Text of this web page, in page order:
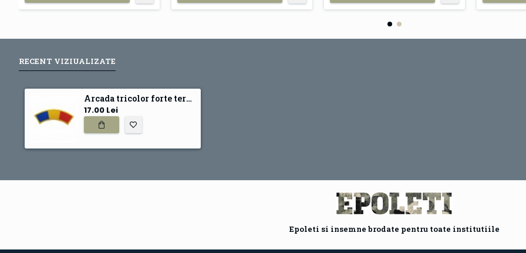
RECENT VIZIUALIZATE
Arcada tricolor forte terestre
17.00 Lei
Epoleti si insemne brodate pentru toate institutiile